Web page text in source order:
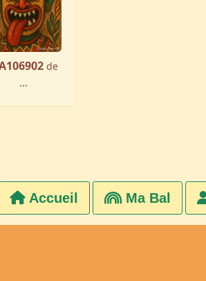
de
...
Accueil Ma Bal